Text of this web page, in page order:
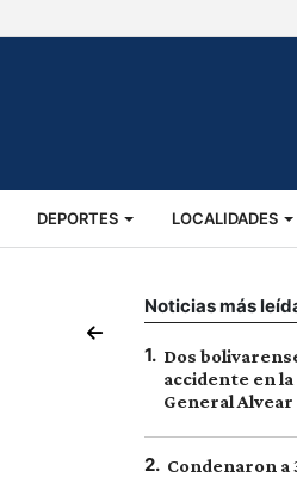
DEPORTES LOCALIDADES
Noticias más
1. Dos
accidente en la
General Alvear
2. Condenaron a